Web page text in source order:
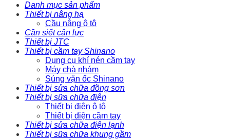
Danh mục sản phẩm
Thiết bị nâng hạ
Cầu nâng ô tô
Cần siết cân lực
Thiết bị JTC
Thiết bị cầm tay Shinano
Dụng cụ khí nén cầm tay
Máy chà nhám
Súng vặn ốc Shinano
Thiết bị sửa chữa đồng sơn
Thiết bị sữa chữa điện
Thiết bị điện ô tô
Thiết bị điện cầm tay
Thiết bị sửa chữa điện lạnh
Thiết bị sữa chữa khung gầm